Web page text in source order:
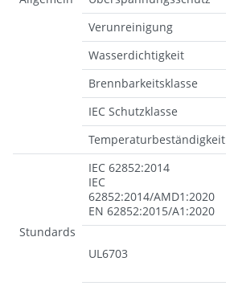
Verunreinigung
Wasserdichtigkeit
Brennbarkeitsklasse
IEC Schutzklasse
Temperaturbeständigkeit
Stundards
IEC 62852:2014
IEC
62852:2014/AMD1:2020
EN 62852:2015/A1:2020
UL6703